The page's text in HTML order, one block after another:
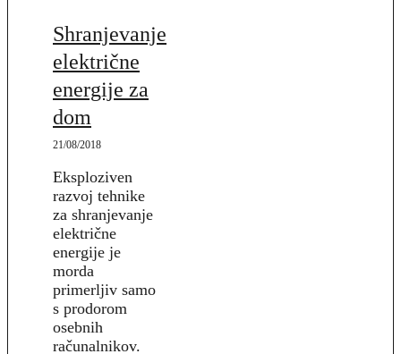
Shranjevanje
električne
energije za
dom
21/08/2018
Eksploziven
razvoj tehnike
za shranjevanje
električne
energije je
morda
primerljiv samo
s prodorom
osebnih
računalnikov.